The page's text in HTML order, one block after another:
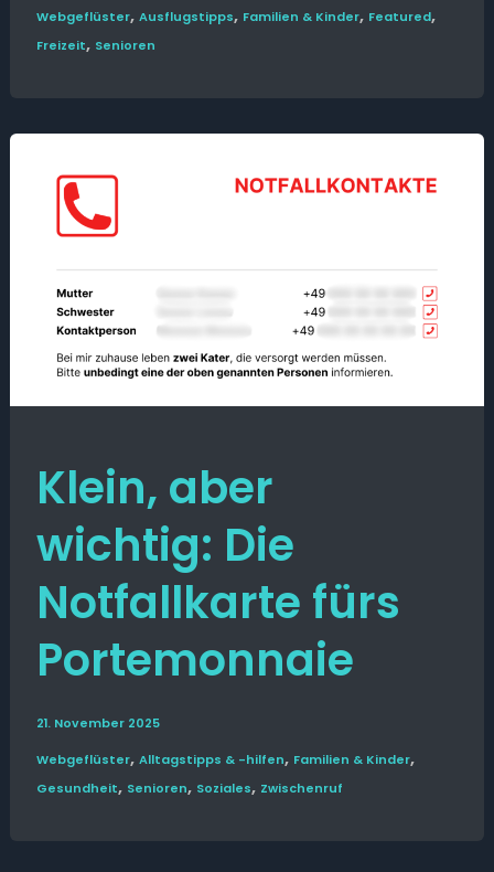
Web­­geflüster, Ausflugs­­tipps, Familien & Kinder, Featured,
Freizeit, Senioren
Klein, aber
wichtig: Die
Notfallkarte fürs
Portemonnaie
21. November 2025
Web­­geflüster, Alltags­tipps & -hilfen, Familien & Kinder,
Gesund­heit, Senioren, Soziales, Zwischenruf